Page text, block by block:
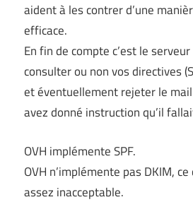
aident à les contrer d’une
efficace.
En fin de compte c’est le
consulter ou non vos directives
et éventuellement rejeter le
avez donné instruction qu’il
OVH implémente SPF.
OVH n’implémente pas DKIM,
assez inacceptable.